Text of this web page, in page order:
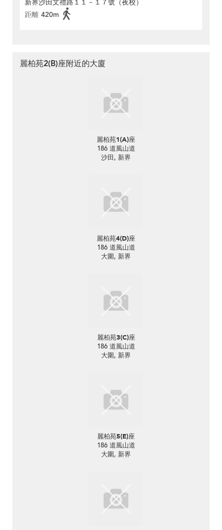
新界沙田文禮路１１－１７號（夜校）
距離 420m
麗柏苑2(B)座附近的大廈
麗柏苑1(A)座
186 道風山道
沙田, 新界
麗柏苑4(D)座
186 道風山道
大圍, 新界
麗柏苑3(C)座
186 道風山道
大圍, 新界
麗柏苑5(E)座
186 道風山道
大圍, 新界